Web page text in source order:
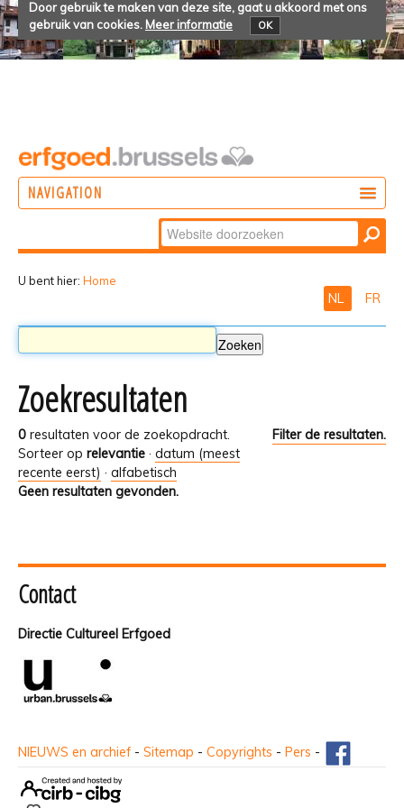
Door gebruik te maken van deze site, gaat u akkoord met ons
gebruik van cookies. Meer informatie OK
NAVIGATION
Zoek
Geavanceerd
U bent hier: Home
NL FR
Zoekresultaten
0 resultaten voor de zoekopdracht.
Filter de resultaten.
Sorteer op relevantie · datum (meest
recente eerst) · alfabetisch
Geen resultaten gevonden.
Contact
Directie Cultureel Erfgoed
NIEUWS en archief - Sitemap - Copyrights - Pers -